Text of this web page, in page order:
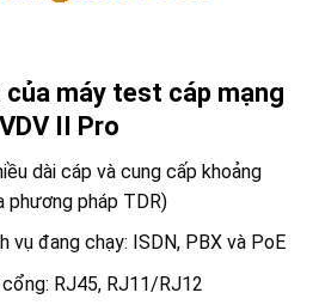
máy test cáp mạng
II Pro
dài cáp và cung cấp khoảng
phương pháp TDR)
vụ đang chạy: ISDN, PBX và PoE
RJ45, RJ11/RJ12